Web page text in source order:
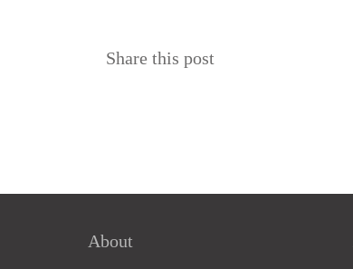
Share this post
About